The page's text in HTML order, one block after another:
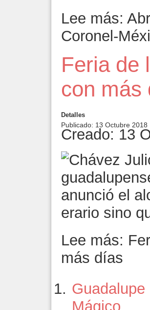
Lee más:
Coronel-
Feria de
con más
Detalles
Publicado: 13 Octubre 2018
Creado: 13
anunció el
erario sino
Lee más:
más días
Mágico